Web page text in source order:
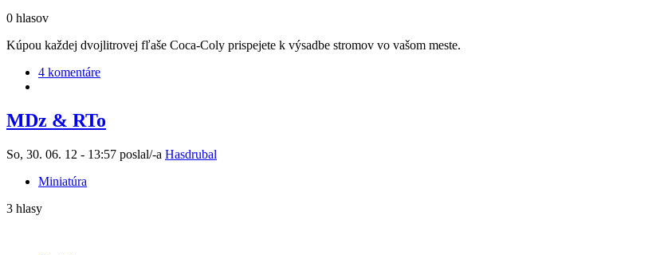
0 hlasov
Kúpou každej dvojlitrovej fľaše Coca-Coly prispejete k výsadbe stromov vo vašom meste.
4 komentáre
MDz & RTo
So, 30. 06. 12 - 13:57 poslal/-a Hasdrubal
Miniatúra
3 hlasy